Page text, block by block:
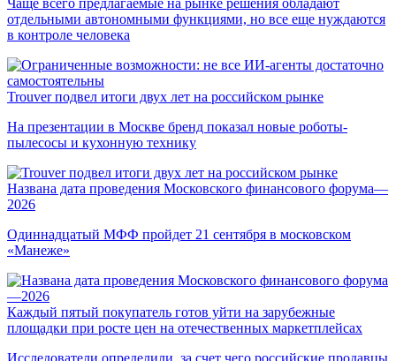
Чаще всего предлагаемые на рынке решения обладают
отдельными автономными функциями, но все еще нуждаются
в контроле человека
Trouver подвел итоги двух лет на российском рынке
На презентации в Москве бренд показал новые роботы-
пылесосы и кухонную технику
Названа дата проведения Московского финансового форума—
2026
Одиннадцатый МФФ пройдет 21 сентября в московском
«Манеже»
Каждый пятый покупатель готов уйти на зарубежные
площадки при росте цен на отечественных маркетплейсах
Исследователи определили, за счет чего российские продавцы